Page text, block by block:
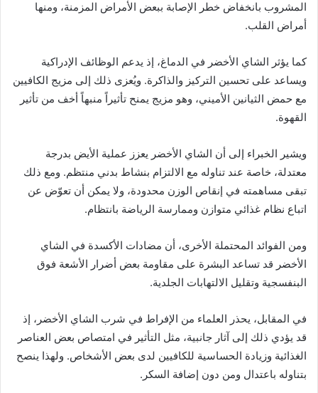
المشروب بانخفاض خطر الإصابة ببعض الأمراض المزمنة، ومنها
أمراض القلب.
كما يؤثر الشاي الأخضر في الدماغ، إذ يدعم الوظائف الإدراكية
ويساعد على تحسين التركيز والذاكرة. ويُعزى ذلك إلى مزيج الكافيين
مع حمض الثيانين الأميني، وهو مزيج يمنح تأثيراً منبهاً أخف من تأثير
القهوة.
ويشير الخبراء إلى أن الشاي الأخضر يعزز عملية الأيض بدرجة
معتدلة، خاصة عند تناوله مع الالتزام بنشاط بدني منتظم. ومع ذلك
تبقى مساهمته في إنقاص الوزن محدودة، ولا يمكن أن تعوّض عن
اتباع نظام غذائي متوازن وممارسة الرياضة بانتظام.
ومن الفوائد المحتملة الأخرى، أن مضادات الأكسدة في الشاي
الأخضر قد تساعد البشرة على مقاومة بعض أضرار الأشعة فوق
البنفسجية وتقليل الالتهابات الجلدية.
في المقابل، يحذر العلماء من الإفراط في شرب الشاي الأخضر، إذ
قد يؤدي ذلك إلى آثار جانبية، مثل التأثير في امتصاص بعض العناصر
الغذائية وزيادة الحساسية للكافيين لدى بعض الأشخاص. ولهذا ينصح
بتناوله باعتدال ومن دون إضافة السكر.